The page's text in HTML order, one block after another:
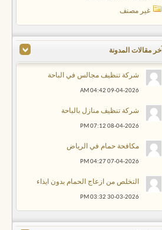
غير مصنف
آخر مقالات المدونة
شركة تنظيف مجالس في الباحة
09-04-2026
04:42 AM
شركة تنظيف منازل بالباحة
08-04-2026
07:12 PM
مكافحة حمام في الرياض
07-04-2026
04:27 PM
التخلص من ازعاج الحمام بدون ايذاء
30-03-2026
03:32 PM